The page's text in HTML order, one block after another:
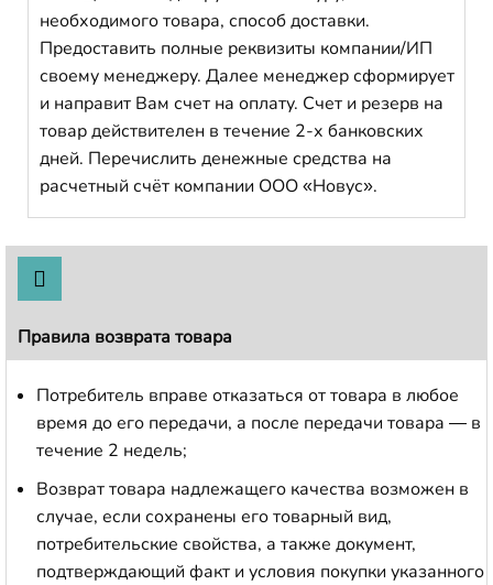
необходимого товара, способ доставки.
Предоставить полные реквизиты компании/ИП
своему менеджеру. Далее менеджер сформирует
и направит Вам счет на оплату. Счет и резерв на
товар действителен в течение 2-х банковских
дней. Перечислить денежные средства на
расчетный счёт компании ООО «Новус».
Правила возврата товара
Потребитель вправе отказаться от товара в любое
время до его передачи, а после передачи товара — в
течение 2 недель;
Возврат товара надлежащего качества возможен в
случае, если сохранены его товарный вид,
потребительские свойства, а также документ,
подтверждающий факт и условия покупки указанного